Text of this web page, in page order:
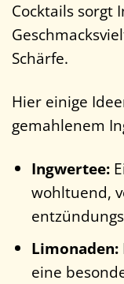
Cocktails sorgt
Schärfe.
Hier einige
gemahlenem
Ingwertee:
wohltuend,
Limonaden:
eine